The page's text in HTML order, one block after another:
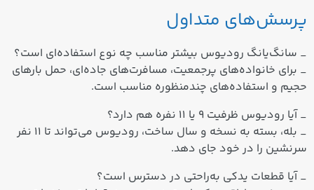
پرسش‌های متداول
_ سانگ‌یانگ رودیوس بیشتر مناسب چه نوع استفاده‌ای است؟
_ برای خانواده‌های پرجمعیت، مسافرت‌های جاده‌ای، حمل بارهای
حجیم و استفاده‌های چندمنظوره مناسب است.
_ آیا رودیوس ظرفیت ۹ یا ۱۱ نفره هم دارد؟
_ بله، بسته به نسخه و سال ساخت، رودیوس می‌تواند تا ۱۱ نفر
سرنشین را در خود جای دهد.
_ آیا قطعات یدکی به‌راحتی در دسترس است؟